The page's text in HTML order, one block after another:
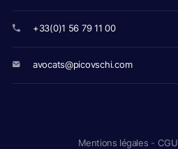
+33(0)1 56 79 11 00
avocats@picovschi.com
Mentions légales -CGU